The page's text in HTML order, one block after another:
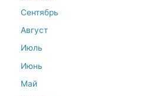
Сентябрь
Август
Июль
Июнь
Май